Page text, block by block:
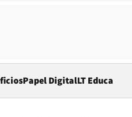
Papel DigitalOpens in
LT Educa